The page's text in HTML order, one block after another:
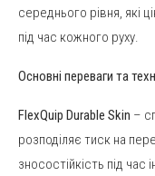
середнього рівня, які
під час кожного руху.
Основні переваги та
FlexQuip Durable Skin –
розподіляє тиск на
зносостійкість під час